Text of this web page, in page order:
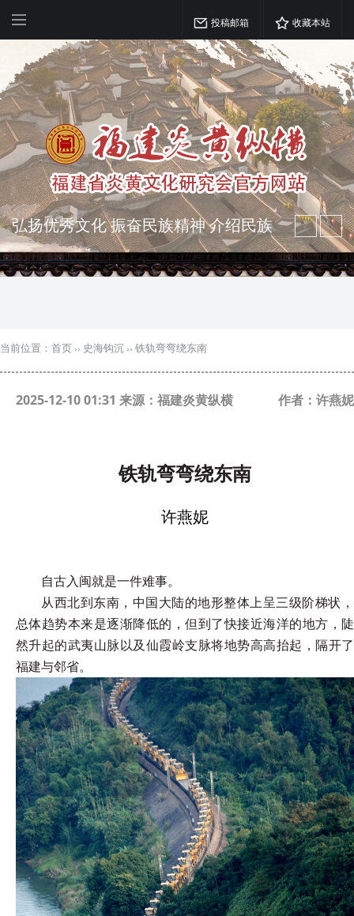
投稿邮箱 收藏本站
弘扬优秀文化 振奋民族精神 介绍民族
瑰宝 宣传中华精英
突出海西特色 报道台港澳侨 坚持古为
当前位置： 首页 ›› 史海钩沉 ›› 铁轨弯弯绕东南
2025-12-10 01:31 来源：福建炎黄纵横 作者：许燕妮
铁轨弯弯绕东南
许燕妮
自古入闽就是一件难事。
从西北到东南，中国大陆的地形整体上呈三级阶梯状，
总体趋势本来是逐渐降低的，但到了快接近海洋的地方，陡
然升起的武夷山脉以及仙霞岭支脉将地势高高抬起，隔开了
福建与邻省。